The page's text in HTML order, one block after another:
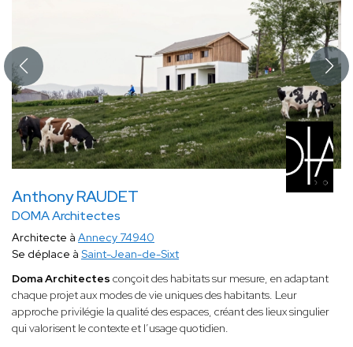
Anthony RAUDET
DOMA Architectes
Architecte à Annecy 74940
Se déplace à Saint-Jean-de-Sixt
Doma Architectes conçoit des habitats sur mesure, en adaptant
chaque projet aux modes de vie uniques des habitants. Leur
approche privilégie la qualité des espaces, créant des lieux singulier
qui valorisent le contexte et l’usage quotidien.